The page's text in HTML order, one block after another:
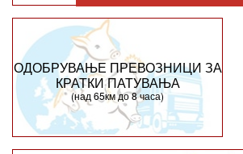
ОДОБРУВАЊЕ ПРЕВОЗНИЦИ ЗА
КРАТКИ ПАТУВАЊА
(над 65км до 8 часа)